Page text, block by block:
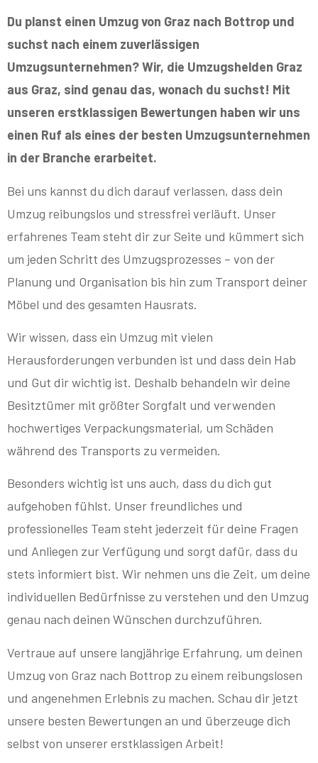
Du planst einen Umzug von Graz nach Bottrop und
suchst nach einem zuverlässigen
Umzugsunternehmen? Wir, die Umzugshelden Graz
aus Graz, sind genau das, wonach du suchst! Mit
unseren erstklassigen Bewertungen haben wir uns
einen Ruf als eines der besten Umzugsunternehmen
in der Branche erarbeitet.
Bei uns kannst du dich darauf verlassen, dass dein
Umzug reibungslos und stressfrei verläuft. Unser
erfahrenes Team steht dir zur Seite und kümmert sich
um jeden Schritt des Umzugsprozesses – von der
Planung und Organisation bis hin zum Transport deiner
Möbel und des gesamten Hausrats.
Wir wissen, dass ein Umzug mit vielen
Herausforderungen verbunden ist und dass dein Hab
und Gut dir wichtig ist. Deshalb behandeln wir deine
Besitztümer mit größter Sorgfalt und verwenden
hochwertiges Verpackungsmaterial, um Schäden
während des Transports zu vermeiden.
Besonders wichtig ist uns auch, dass du dich gut
aufgehoben fühlst. Unser freundliches und
professionelles Team steht jederzeit für deine Fragen
und Anliegen zur Verfügung und sorgt dafür, dass du
stets informiert bist. Wir nehmen uns die Zeit, um deine
individuellen Bedürfnisse zu verstehen und den Umzug
genau nach deinen Wünschen durchzuführen.
Vertraue auf unsere langjährige Erfahrung, um deinen
Umzug von Graz nach Bottrop zu einem reibungslosen
und angenehmen Erlebnis zu machen. Schau dir jetzt
unsere besten Bewertungen an und überzeuge dich
selbst von unserer erstklassigen Arbeit!